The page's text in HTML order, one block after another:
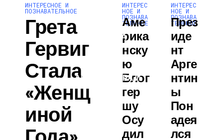
ЗДОРОВЬЕ И
КРАСОТА
АРХИТЕКТУРА И
ДИЗАЙН
ИНТЕРЕСНОЕ И
ПОЗНАВАТЕЛЬНОЕ
Грета
Гервиг
Стала
«Женщ
Иной
ИНТЕРЕС
НОЕ И
ПОЗНАВА
ТЕЛЬНОЕ
Аме
Рика
Нску
Ю
Блог
Гер
Шу
Осу
Дил
ИНТЕРЕС
НОЕ И
ПОЗНАВА
ТЕЛЬНОЕ
През
Иде
Нт
Арге
Нтин
Ы
Пон
Адея
Лся